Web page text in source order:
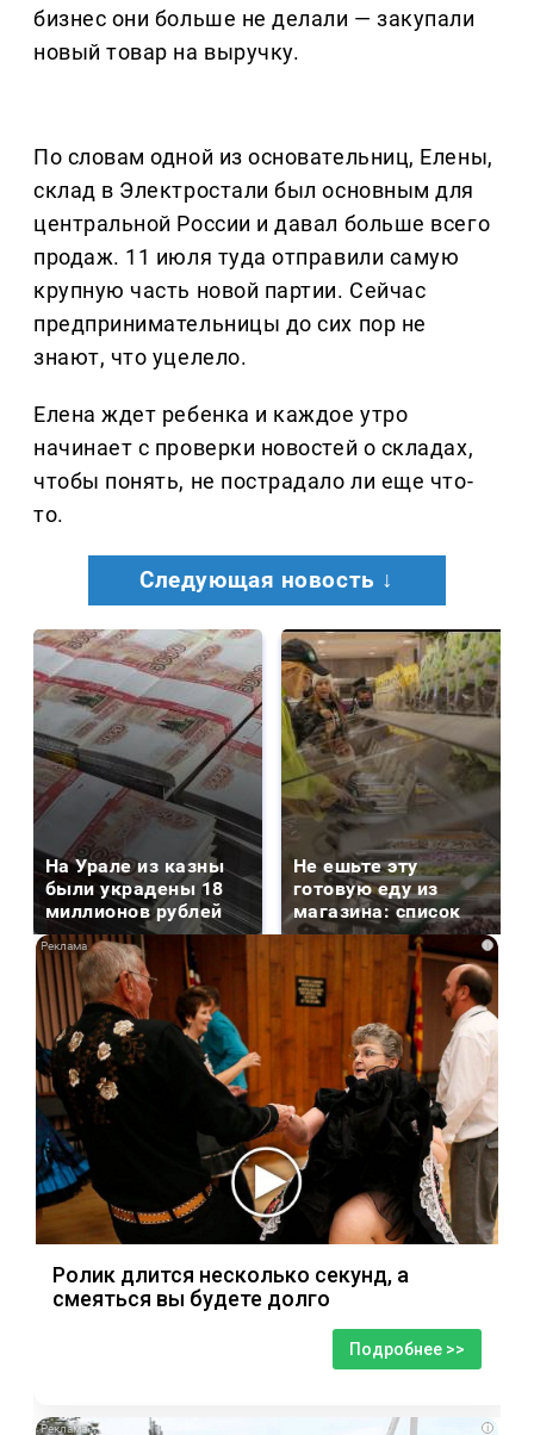
бизнес они больше не делали — закупали
новый товар на выручку.
По словам одной из основательниц, Елены,
склад в Электростали был основным для
центральной России и давал больше всего
продаж. 11 июля туда отправили самую
крупную часть новой партии. Сейчас
предпринимательницы до сих пор не
знают, что уцелело.
Елена ждет ребенка и каждое утро
начинает с проверки новостей о складах,
чтобы понять, не пострадало ли еще что-
то.
Следующая новость ↓
На Урале из казны
были украдены 18
миллионов рублей
Не ешьте эту
готовую еду из
магазина: список
i
Ролик длится несколько секунд, а
смеяться вы будете долго
Подробнее >>
i